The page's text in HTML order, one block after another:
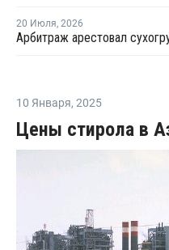
20 Июля, 2026
10 Января, 2025
Цены стирола в